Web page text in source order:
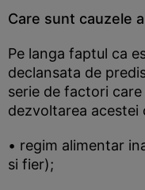
Care sunt cauzele
Pe langa faptul ca
declansata de
serie de factori
dezvoltarea acestei
• regim alimentar
si fier);